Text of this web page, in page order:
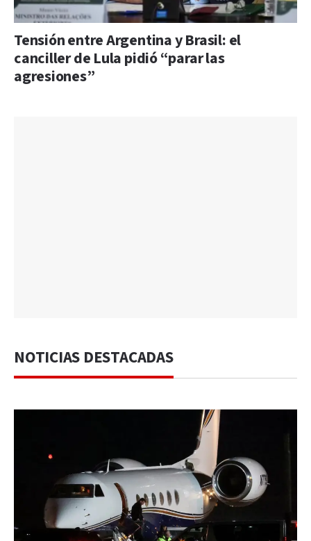
Tensión entre Argentina y Brasil: el
canciller de Lula pidió “parar las
agresiones”
NOTICIAS DESTACADAS